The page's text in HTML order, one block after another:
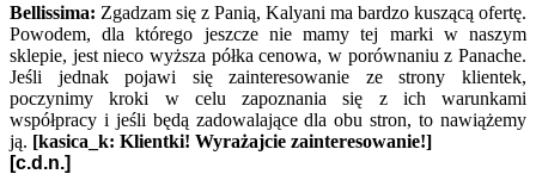
Bellissima: Zgadzam się z Panią, Kalyani ma bardzo kuszącą ofertę.
Powodem, dla którego jeszcze nie mamy tej marki w naszym
sklepie, jest nieco wyższa półka cenowa, w porównaniu z Panache.
Jeśli jednak pojawi się zainteresowanie ze strony klientek,
poczynimy kroki w celu zapoznania się z ich warunkami
współpracy i jeśli będą zadowalające dla obu stron, to nawiążemy
ją. [kasica_k: Klientki! Wyrażajcie zainteresowanie!]
[c.d.n.]